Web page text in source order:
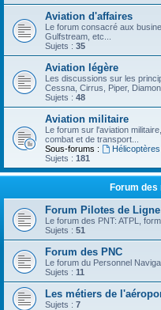
Aviation d'affaires
Le forum consacré aux
Gulfstream, etc...
Sujets : 35
Aviation légère
Les discussions sur les
Cessna, Cirrus, Piper,
Sujets : 48
Aviation militaire
Le forum sur l'aviation
combat et de transport...
Sous-forums :
Sujets : 181
Forum des
Forum Pilotes de Ligne
Le forum des PNT: ATPL,
Sujets : 51
Forum des PNC
Le forum du Personnel
Sujets : 11
Les métiers de
Sujets : 7